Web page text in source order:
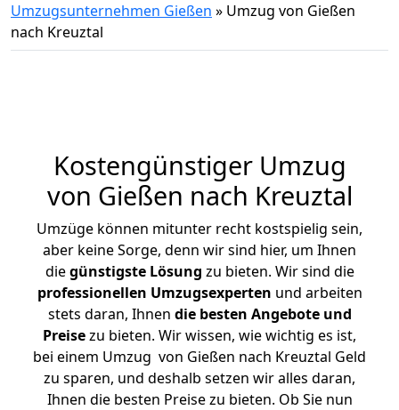
Umzugsunternehmen Gießen » Umzug von Gießen
nach Kreuztal
Kostengünstiger Umzug
von Gießen nach Kreuztal
Umzüge können mitunter recht kostspielig sein,
aber keine Sorge, denn wir sind hier, um Ihnen
diegünstigste Lösung zu bieten. Wir sind die
professionellen Umzugsexperten und arbeiten
stets daran, Ihnen die besten Angebote und
Preisezu bieten. Wir wissen, wie wichtig es ist,
bei einem Umzug von Gießen nach Kreuztal Geld
zu sparen, und deshalb setzen wir alles daran,
Ihnen die besten Preise zu bieten. Ob Sie nun